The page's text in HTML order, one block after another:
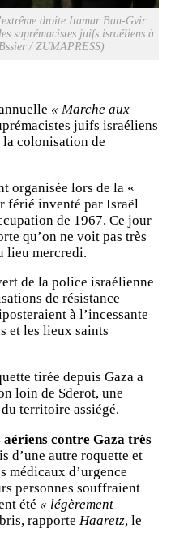
droite Itamar Ban-Gvir
suprémacistes juifs israéliens à
/ ZUMAPRESS)
« Marche aux
juifs israéliens
colonisation de
organisée lors de la «
férié inventé par Israël
de 1967. Ce jour
qu’on ne voit pas très
lieu mercredi.
de la police israélienne
de résistance
à l’incessante
et les lieux saints
tirée depuis Gaza a
loin de Sderot, une
territoire assiégé.
aériens contre Gaza très
d’une autre roquette et
médicaux d’urgence
personnes souffraient
été « légèrement
rapporte Haaretz, le